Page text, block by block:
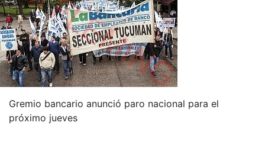
Gremio bancario anunció paro nacional para el
próximo jueves